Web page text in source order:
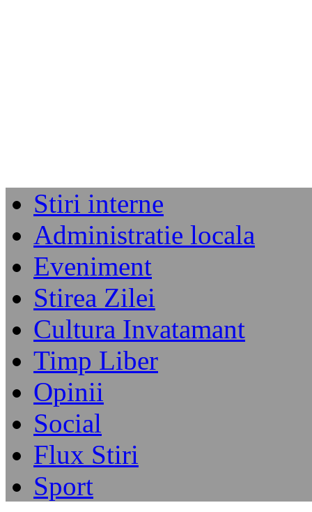
Stiri interne
Administratie locala
Eveniment
Stirea Zilei
Cultura Invatamant
Timp Liber
Opinii
Social
Flux Stiri
Sport